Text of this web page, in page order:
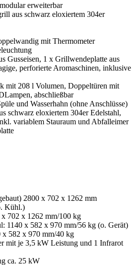
erweiterbar
aus schwarz eloxiertem 304er
mit Thermometer
Gusseisen, 1 x Grillwendeplatte aus
perforierte Aromaschinen, inklusive
mit 208 l Volumen, Doppeltüren mit
abschließbar
und Wasserhahn (ohne Anschlüsse)
schwarz eloxiertem 304er Edelstahl,
variablem Stauraum und Abfalleimer
2800 x 702 x 1262 mm
Kühl.)
702 x 1262 mm/100 kg
1140 x 582 x 970 mm/56 kg (o. Gerät)
582 x 970 mm/40 kg
mit je 3,5 kW Leistung und 1 Infrarot
ca. 25 kW